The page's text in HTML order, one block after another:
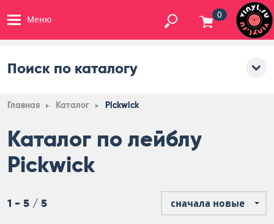
Меню 0
Поиск по каталогу
Главная Каталог Pickwick
Каталог по лейблу
Pickwick
1 - 5 / 5 сначала новые